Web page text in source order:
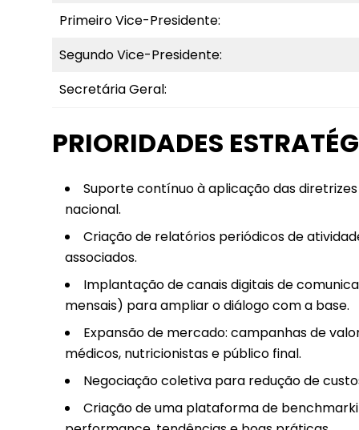
Primeiro Vice-Presidente:
Segundo Vice-Presidente:
Secretária Geral:
PRIORIDADES
Suporte contínuo à aplicação das
nacional.
Criação de relatórios periódicos de
associados.
Implantação de canais digitais de
mensais) para ampliar o diálogo com a base.
Expansão de mercado: campanhas de
médicos, nutricionistas e público final.
Negociação coletiva para redução de
Criação de uma plataforma de